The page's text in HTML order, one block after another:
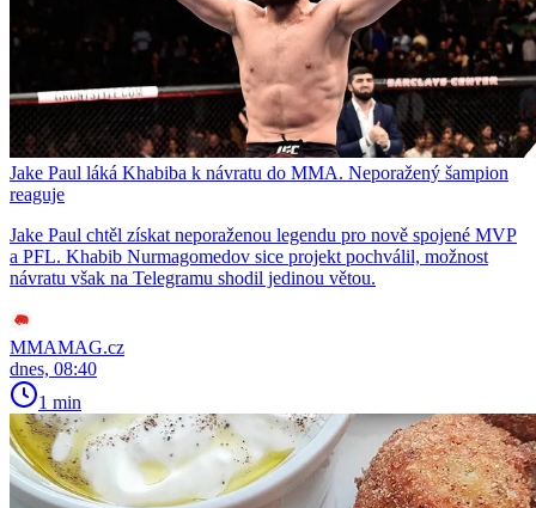
Jake Paul láká Khabiba k návratu do MMA. Neporažený šampion
reaguje
Jake Paul chtěl získat neporaženou legendu pro nově spojené MVP
a PFL. Khabib Nurmagomedov sice projekt pochválil, možnost
návratu však na Telegramu shodil jedinou větou.
MMAMAG.cz
dnes, 08:40
1 min